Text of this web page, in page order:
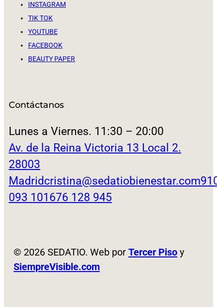
INSTAGRAM
TIK TOK
YOUTUBE
FACEBOOK
BEAUTY PAPER
Contáctanos
Lunes a Viernes. 11:30 – 20:00
Av. de la Reina Victoria 13 Local 2.
28003
Madridcristina@sedatiobienestar.com
093 101 676 128 945
© 2026 SEDATIO. Web por Tercer Piso y
SiempreVisible.com